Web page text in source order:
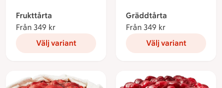
Frukttårta
Från 349 kr
Välj variant
Gräddtårta
Från 349 kr
Välj variant